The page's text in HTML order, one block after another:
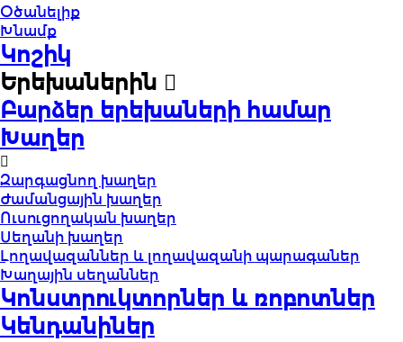
Օծանելիք
Խնամք
Կոշիկ
Երեխաներին
Բարձեր երեխաների համար
Խաղեր
Զարգացնող խաղեր
Ժամանցային խաղեր
Ուսուցողական խաղեր
Սեղանի խաղեր
Լողավազաններ և լողավազանի պարագաներ
Խաղային սեղաններ
Կոնստրուկտորներ և ռոբոտներ
Կենդանիներ